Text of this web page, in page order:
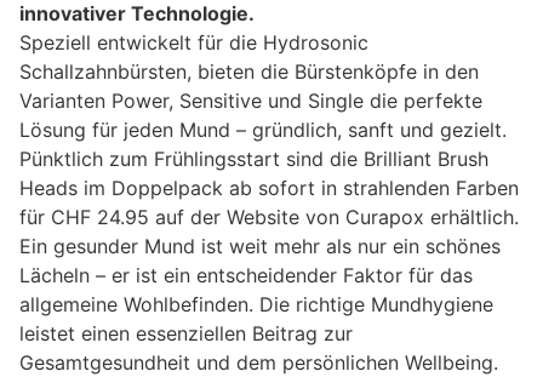
innovativer Technologie.
Speziell entwickelt für die Hydrosonic
Schallzahnbürsten, bieten die Bürstenköpfe in den
Varianten Power, Sensitive und Single die perfekte
Lösung für jeden Mund – gründlich, sanft und gezielt.
Pünktlich zum Frühlingsstart sind die Brilliant Brush
Heads im Doppelpack ab sofort in strahlenden Farben
für CHF 24.95 auf der Website von Curapox erhältlich.
Ein gesunder Mund ist weit mehr als nur ein schönes
Lächeln – er ist ein entscheidender Faktor für das
allgemeine Wohlbefinden. Die richtige Mundhygiene
leistet einen essenziellen Beitrag zur
Gesamtgesundheit und dem persönlichen Wellbeing.